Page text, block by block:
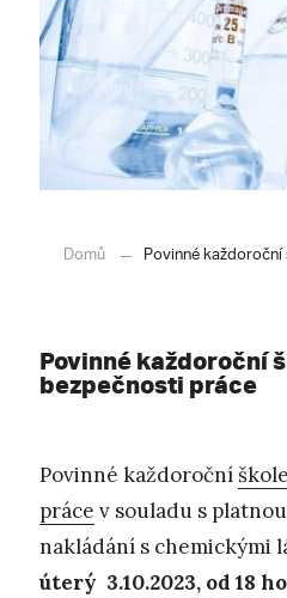
Domů Povinné
Povinné každoroční
bezpečnosti práce
Povinné každoroční
práce v souladu s
nakládání s chemickými
úterý 3.10.2023, od 18